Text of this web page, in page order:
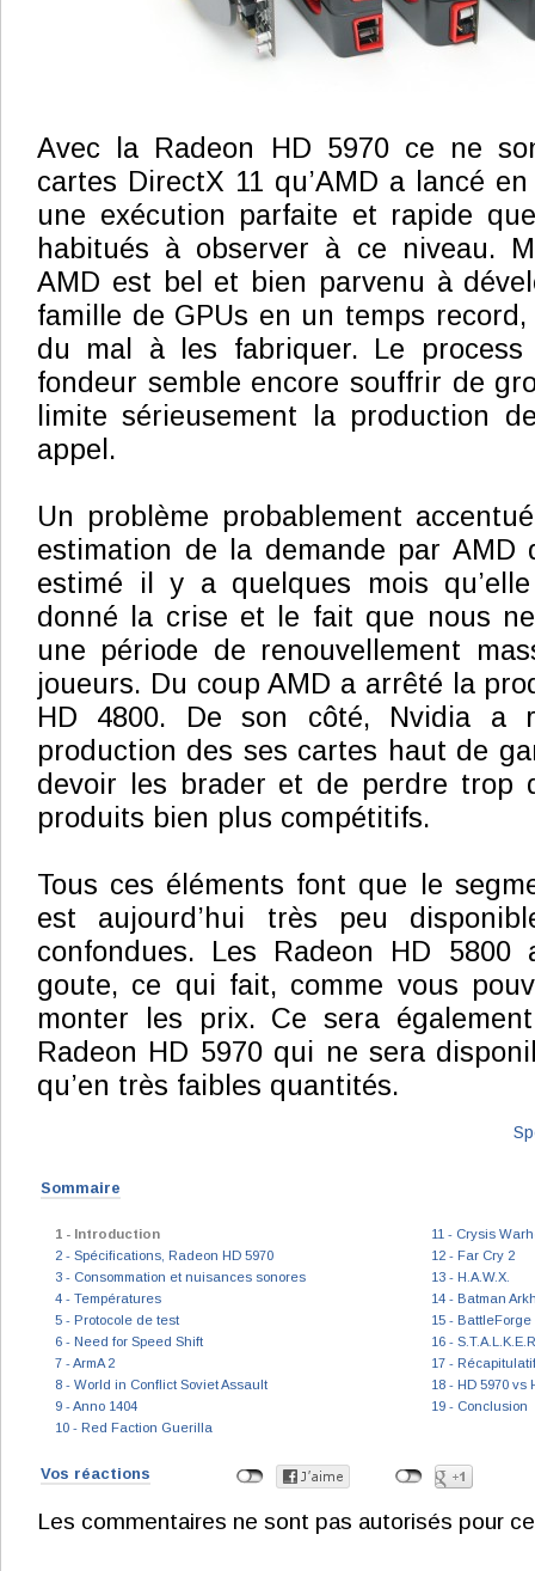
Avec la Radeon HD 5970 ce ne
cartes DirectX 11 qu’AMD a lancé
une exécution parfaite et rapide
habitués à observer à ce niveau.
AMD est bel et bien parvenu à
famille de GPUs en un temps
du mal à les fabriquer. Le process
fondeur semble encore souffrir de
limite sérieusement la production
appel.
Un problème probablement
estimation de la demande par AMD
estimé il y a quelques mois
donné la crise et le fait que nous
une période de renouvellement
joueurs. Du coup AMD a arrêté la
HD 4800. De son côté, Nvidia a
production des ses cartes haut de
devoir les brader et de perdre trop
produits bien plus compétitifs.
Tous ces éléments font que le
est aujourd’hui très peu
confondues. Les Radeon HD 5800
goute, ce qui fait, comme vous
monter les prix. Ce sera
Radeon HD 5970 qui ne sera
qu’en très faibles quantités.
Sommaire
1 - Introduction
2 - Spécifications, Radeon HD 5970
3 - Consommation et nuisances sonores
4 - Températures
5 - Protocole de test
6 - Need for Speed Shift
7 - ArmA 2
8 - World in Conflict Soviet Assault
9 - Anno 1404
10 - Red Faction Guerilla
11 - Crysis
12 - Far Cry 2
13 - H.A.W.X.
14 - Batman
15 - BattleForge
16 -
17 -
18 - HD 5970 vs
19 - Conclusion
Vos réactions
Les commentaires ne sont pas autorisés pour